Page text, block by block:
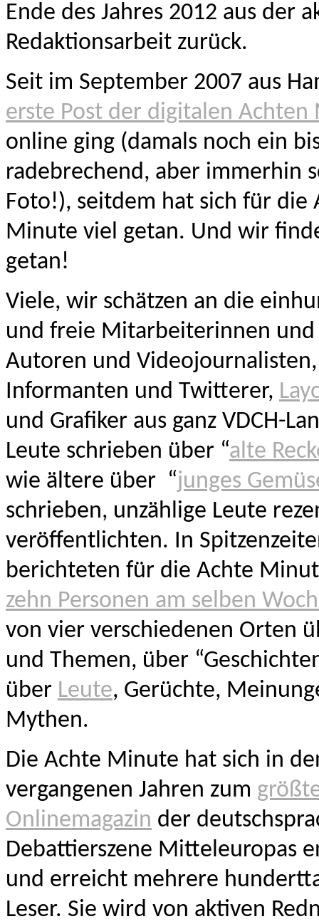
Ende des Jahres 2012 aus der
Redaktionsarbeit zurück.
Seit im September 2007 aus
erste Post der digitalen Achten
online ging (damals noch ein
radebrechend, aber immerhin
Foto!), seitdem hat sich für die
Minute viel getan. Und wir
getan!
Viele, wir schätzen an die
und freie Mitarbeiterinnen
Autoren und Videojournalisten,
Informanten und Twitterer,
und Grafiker aus ganz VDCH-
Leute schrieben über “alte
wie ältere über “junges
schrieben, unzählige Leute
veröffentlichten. In
berichteten für die Achte
zehn Personen am selben
von vier verschiedenen Orten
und Themen, über
über Leute, Gerüchte,
Mythen.
Die Achte Minute hat sich in
vergangenen Jahren zum
Onlinemagazin der
Debattierszene Mitteleuropas
und erreicht mehrere
Leser. Sie wird von aktiven